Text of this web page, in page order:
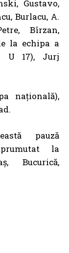
Gustavo,
Burlacu, A.
Bîrzan,
la echipa a
U 17), Jurj
națională),
pauză
la
Bucurică,